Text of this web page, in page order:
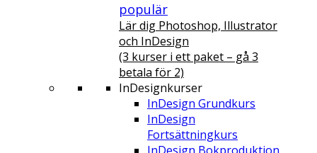
populär
Lär dig Photoshop, Illustrator
och InDesign
(3 kurser i ett paket – gå 3
betala för 2)
InDesignkurser
InDesign Grundkurs
InDesign
Fortsättningkurs